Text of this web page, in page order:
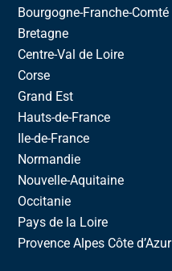
Bourgogne-Franche-Comté
Bretagne
Centre-Val de Loire
Corse
Grand Est
Hauts-de-France
Ile-de-France
Normandie
Nouvelle-Aquitaine
Occitanie
Pays de la Loire
Provence Alpes Côte d’Azur